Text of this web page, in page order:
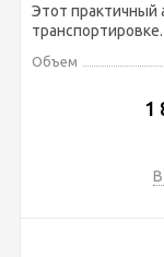
Этот практичный
транспортировке.
Объем
1